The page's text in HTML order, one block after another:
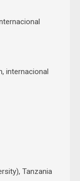
internacional
Tanzania